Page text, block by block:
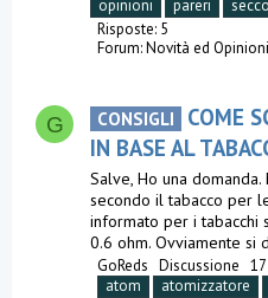
opinioni
pareri secco
Risposte: 5
Forum:Novità ed
G CONSIGLI
COME
IN BASE AL
Salve, Ho una
secondo il tabacco per
informato per i tabacchi
0.6 ohm. Ovviamente si
GoReds Discussione
atom
atomizzatore